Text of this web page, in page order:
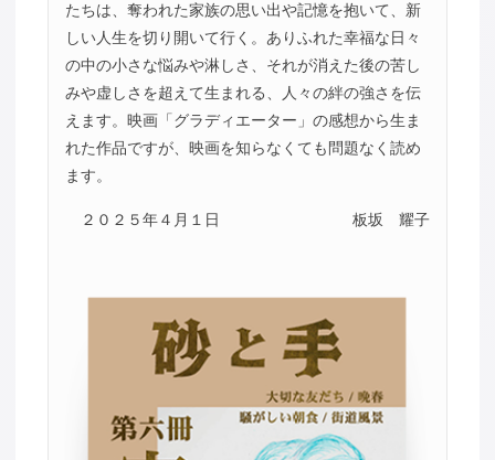
たちは、奪われた家族の思い出や記憶を抱いて、新
しい人生を切り開いて行く。ありふれた幸福な日々
の中の小さな悩みや淋しさ、それが消えた後の苦し
みや虚しさを超えて生まれる、人々の絆の強さを伝
えます。映画「グラディエーター」の感想から生ま
れた作品ですが、映画を知らなくても問題なく読め
ます。
２０２５年４月１日 板坂 耀子